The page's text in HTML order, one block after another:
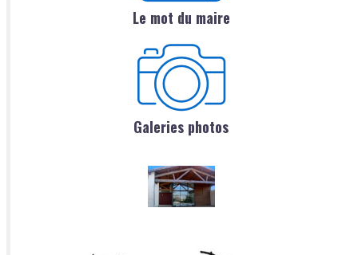
Le mot du maire
Galeries photos